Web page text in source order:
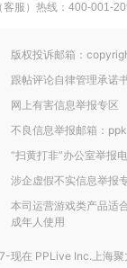
客服）热线：400-001-
版权投诉邮箱：
跟帖评论自律管理承诺
网上有害信息举报专区
不良信息举报邮箱：
“扫黄打非”办公室举报
涉企虚假不实信息举报
本司运营游戏类产品适
成年人使用
现在 PPLive Inc.上海